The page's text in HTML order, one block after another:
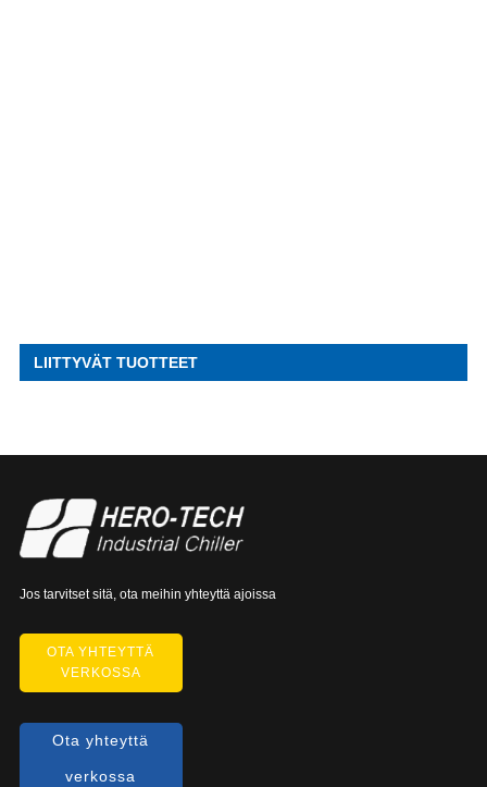
LIITTYVÄT TUOTTEET
Jos tarvitset sitä, ota meihin yhteyttä ajoissa
OTA YHTEYTTÄ
VERKOSSA
Ota yhteyttä
verkossa